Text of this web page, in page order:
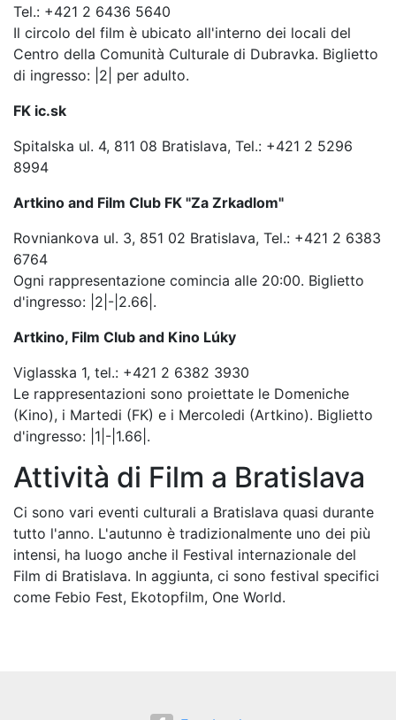
Tel.: +421 2 6436 5640
Il circolo del film è ubicato all'interno dei locali del
Centro della Comunità Culturale di Dubravka. Biglietto
di ingresso: |2| per adulto.
FK ic.sk
Spitalska ul. 4, 811 08 Bratislava, Tel.: +421 2 5296
8994
Artkino and Film Club FK "Za Zrkadlom"
Rovniankova ul. 3, 851 02 Bratislava, Tel.: +421 2 6383
6764
Ogni rappresentazione comincia alle 20:00. Biglietto
d'ingresso: |2|-|2.66|.
Artkino, Film Club and Kino Lúky
Viglasska 1, tel.: +421 2 6382 3930
Le rappresentazioni sono proiettate le Domeniche
(Kino), i Martedi (FK) e i Mercoledi (Artkino). Biglietto
d'ingresso: |1|-|1.66|.
Attività di Film a Bratislava
Ci sono vari eventi culturali a Bratislava quasi durante
tutto l'anno. L'autunno è tradizionalmente uno dei più
intensi, ha luogo anche il Festival internazionale del
Film di Bratislava. In aggiunta, ci sono festival specifici
come Febio Fest, Ekotopfilm, One World.